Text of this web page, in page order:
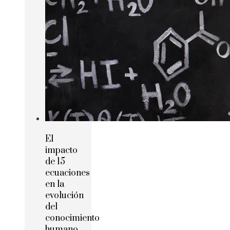
El
impacto
de 15
ecuaciones
en la
evolución
del
conocimiento